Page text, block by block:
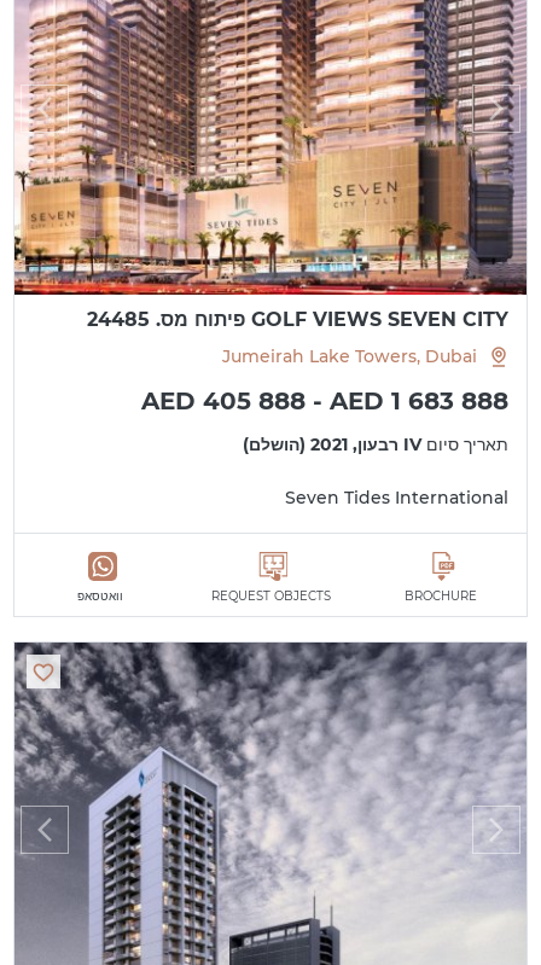
GOLF VIEWS SEVEN CITY פיתוח מס. 24485
Jumeirah Lake Towers, Dubai
AED 405 888 - AED 1 683 888
תאריך סיוםIV רבעון, 2021 (הושלם)
Seven Tides International
BROCHURE
REQUEST OBJECTS וואטסאפ